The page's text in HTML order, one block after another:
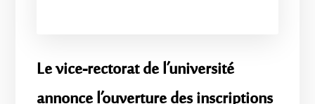
Le vice-rectorat de l’université